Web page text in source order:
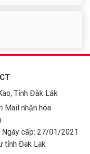
Tỉnh Đắk Lắk
Mail nhận hóa
cấp: 27/01/2021
tỉnh Đak Lak